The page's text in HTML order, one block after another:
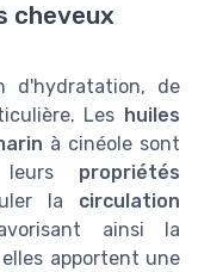
cheveux
d'hydratation, de
Les huiles
à cinéole sont
leurs propriétés
la circulation
ainsi la
apportent une